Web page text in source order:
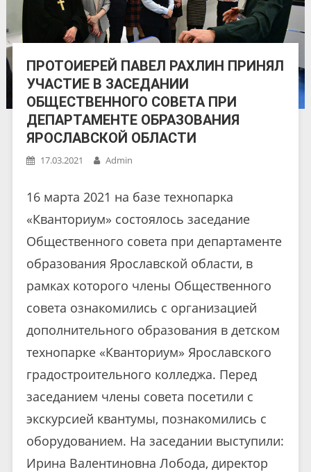
ПРОТОИЕРЕЙ ПАВЕЛ РАХЛИН ПРИНЯЛ
УЧАСТИЕ В ЗАСЕДАНИИ
ОБЩЕСТВЕННОГО СОВЕТА ПРИ
ДЕПАРТАМЕНТЕ ОБРАЗОВАНИЯ
ЯРОСЛАВСКОЙ ОБЛАСТИ
17.03.2021 Admin
16 марта 2021 на базе технопарка
«Кванториум» состоялось заседание
Общественного совета при департаменте
образования Ярославской области, в
рамках которого члены Общественного
совета ознакомились с организацией
дополнительного образования в детском
технопарке «Кванториум» Ярославского
градостроительного колледжа. Перед
заседанием члены совета посетили с
экскурсией квантумы, познакомились с
оборудованием. На заседании выступили:
Ирина Валентиновна Лобода, директор